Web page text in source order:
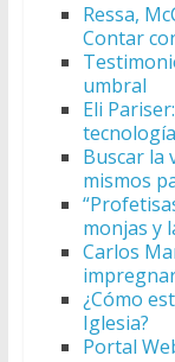
Ressa,
Contar
umbral
Eli
Buscar la
mismos
monjas y
Carlos
¿Cómo
Iglesia?
Portal